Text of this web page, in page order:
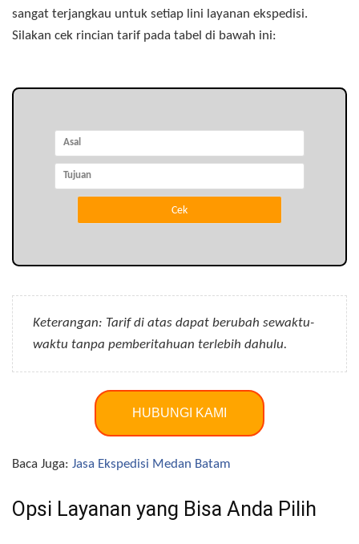
sangat terjangkau untuk setiap lini layanan ekspedisi.
Silakan cek rincian tarif pada tabel di bawah ini:
Keterangan: Tarif di atas dapat berubah sewaktu-
waktu tanpa pemberitahuan terlebih dahulu.
HUBUNGI KAMI
Baca Juga: Jasa Ekspedisi Medan Batam
Opsi Layanan yang Bisa Anda Pilih